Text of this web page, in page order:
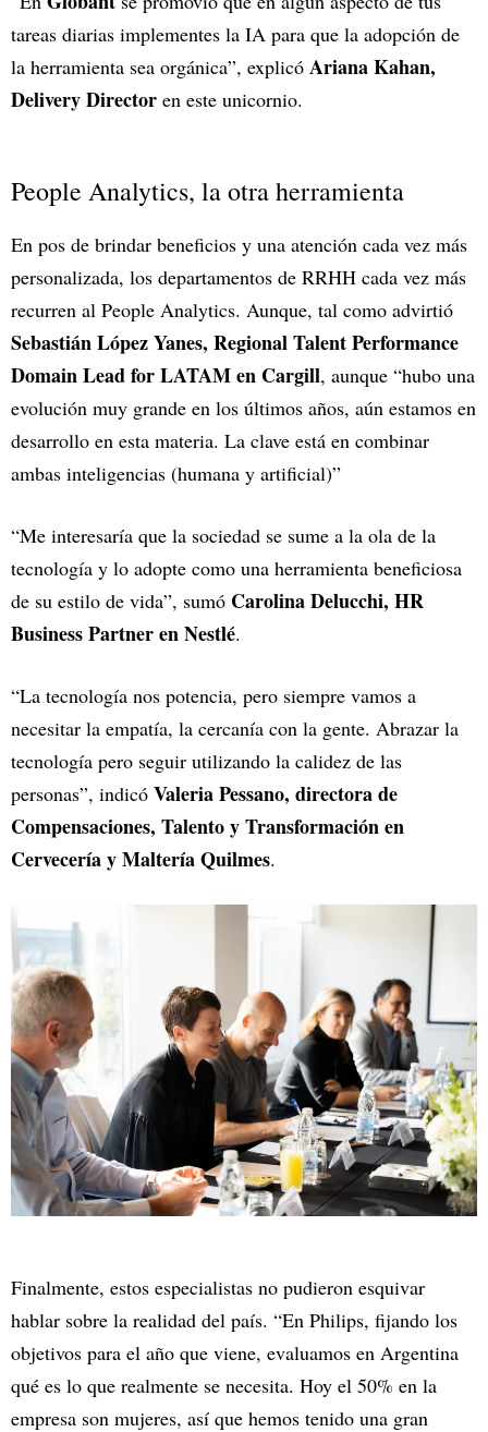
tareas diarias implementes la IA para que la adopción de
la herramienta sea orgánica”, explicó Ariana Kahan,
Delivery Director en este unicornio.
People Analytics, la otra herramienta
En pos de brindar beneficios y una atención cada vez más
personalizada, los departamentos de RRHH cada vez más
recurren al People Analytics. Aunque, tal como advirtió
Sebastián López Yanes, Regional Talent Performance
Domain Lead for LATAM en Cargill, aunque “hubo una
evolución muy grande en los últimos años, aún estamos en
desarrollo en esta materia. La clave está en combinar
ambas inteligencias (humana y artificial)”
“Me interesaría que la sociedad se sume a la ola de la
tecnología y lo adopte como una herramienta beneficiosa
de su estilo de vida”, sumó Carolina Delucchi, HR
Business Partner en Nestlé.
“La tecnología nos potencia, pero siempre vamos a
necesitar la empatía, la cercanía con la gente. Abrazar la
tecnología pero seguir utilizando la calidez de las
personas”, indicó Valeria Pessano, directora de
Compensaciones, Talento y Transformación en
Cervecería y Maltería Quilmes.
Finalmente, estos especialistas no pudieron esquivar
hablar sobre la realidad del país. “En Philips, fijando los
objetivos para el año que viene, evaluamos en Argentina
qué es lo que realmente se necesita. Hoy el 50% en la
empresa son mujeres, así que hemos tenido una gran